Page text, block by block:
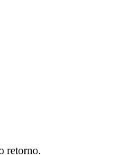
retorno.